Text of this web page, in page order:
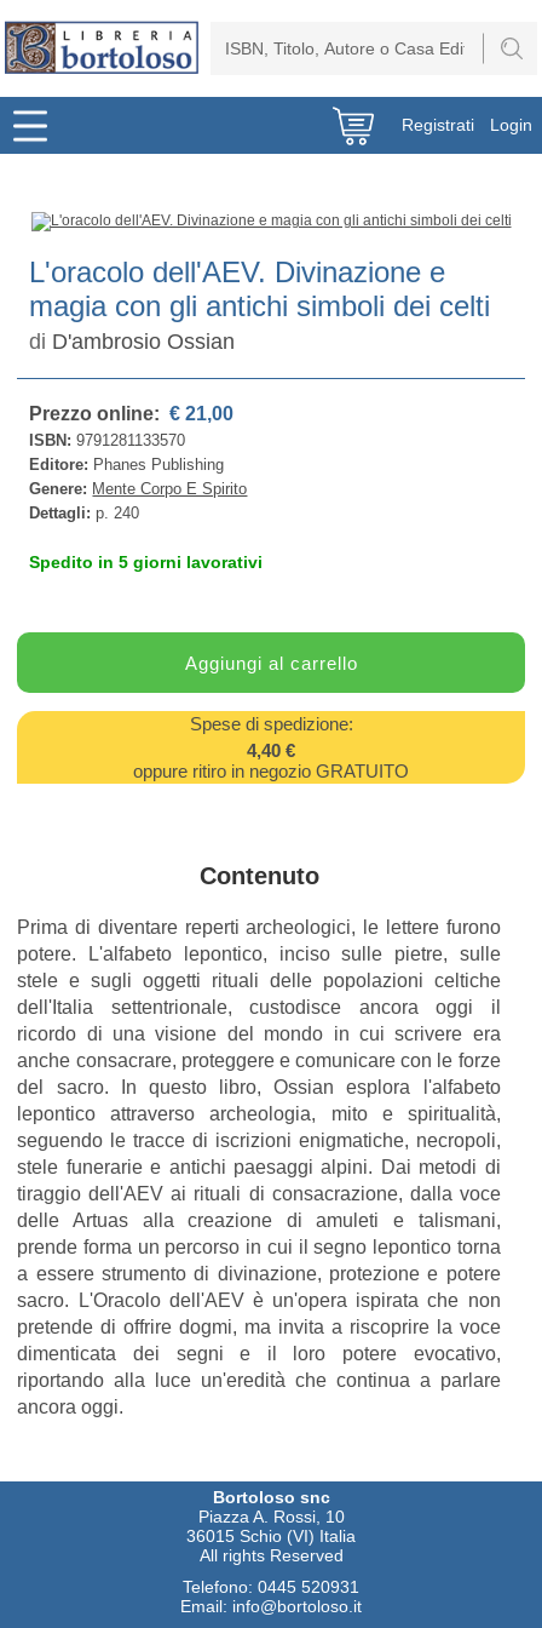
Registrati Login
L'oracolo dell'AEV. Divinazione e
magia con gli antichi simboli dei celti
di D'ambrosio Ossian
Prezzo online: € 21,00
ISBN:9791281133570
Editore: Phanes Publishing
Genere: Mente Corpo E Spirito
Dettagli:p. 240
Spedito in 5 giorni lavorativi
Spese di spedizione:
4,40 €
oppure ritiro in negozio GRATUITO
Contenuto
Prima di diventare reperti archeologici, le lettere furono
potere. L'alfabeto lepontico, inciso sulle pietre, sulle
stele e sugli oggetti rituali delle popolazioni celtiche
dell'Italia settentrionale, custodisce ancora oggi il
ricordo di una visione del mondo in cui scrivere era
anche consacrare, proteggere e comunicare con le forze
del sacro. In questo libro, Ossian esplora l'alfabeto
lepontico attraverso archeologia, mito e spiritualità,
seguendo le tracce di iscrizioni enigmatiche, necropoli,
stele funerarie e antichi paesaggi alpini. Dai metodi di
tiraggio dell'AEV ai rituali di consacrazione, dalla voce
delle Artuas alla creazione di amuleti e talismani,
prende forma un percorso in cui il segno lepontico torna
a essere strumento di divinazione, protezione e potere
sacro. L'Oracolo dell'AEV è un'opera ispirata che non
pretende di offrire dogmi, ma invita a riscoprire la voce
dimenticata dei segni e il loro potere evocativo,
riportando alla luce un'eredità che continua a parlare
ancora oggi.
Bortoloso snc
Piazza A. Rossi, 10
36015 Schio (VI) Italia
All rights Reserved
Telefono: 0445 520931
Email: info@bortoloso.it